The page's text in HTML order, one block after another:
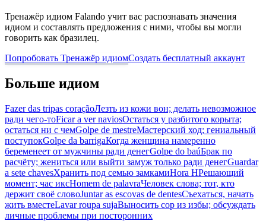
Тренажёр идиом Falando учит вас распознавать значения
идиом и составлять предложения с ними, чтобы вы могли
говорить как бразилец.
Попробовать Тренажёр идиомСоздать бесплатный аккаунт
Больше идиом
Fazer das tripas coraçãoЛезть из кожи вон; делать невозможное
ради чего-тоFicar a ver naviosОстаться у разбитого корыта;
остаться ни с чемGolpe de mestreМастерский ход; гениальный
поступокGolpe da barrigaКогда женщина намеренно
беременеет от мужчины ради денегGolpe do baúБрак по
расчёту; жениться или выйти замуж только ради денегGuardar
a sete chavesХранить под семью замкамиHora HРешающий
момент; час иксHomem de palavraЧеловек слова; тот, кто
держит своё словоJuntar as escovas de dentesСъехаться, начать
жить вместеLavar roupa sujaВыносить сор из избы; обсуждать
личные проблемы при посторонних